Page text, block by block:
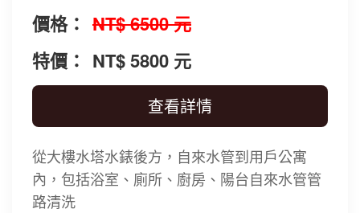
價格： NT$ 6500 元
特價： NT$ 5800 元
查看詳情
從大樓水塔水錶後方，自來水管到用戶公寓
內，包括浴室、廁所、廚房、陽台自來水管管
路清洗